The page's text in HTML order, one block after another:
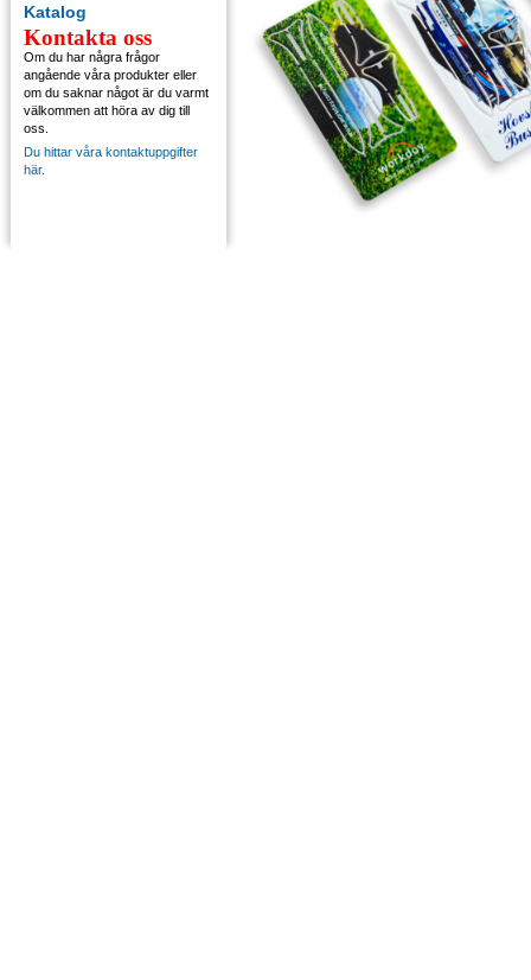
Katalog
Kontakta oss
Om du har några frågor
angående våra produkter eller
om du saknar något är du varmt
välkommen att höra av dig till
oss.
Du hittar våra kontaktuppgifter
här.